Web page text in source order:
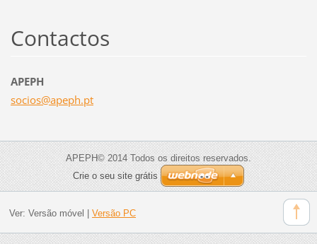
Contactos
APEPH
socios@apeph.pt
APEPH© 2014 Todos os direitos reservados.
Crie o seu site grátis
Ver: Versão móvel | Versão PC